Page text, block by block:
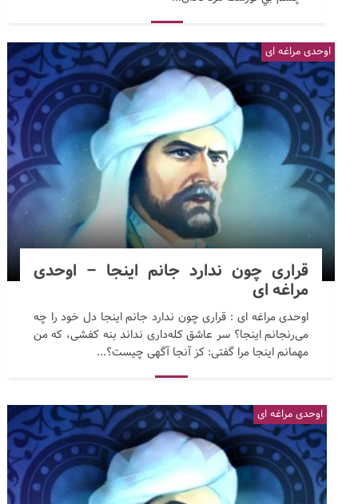
قراری چون ندارد جانم اینجا – اوحدی
مراغه ای
اوحدی مراغه ای : قراری چون ندارد جانم اینجا دل خود را چه
می‌رنجانم اینجا؟ سر عاشق کله‌داری نداند بنه کفشی، که من
مهمانم اینجا مرا گفتی: کز آنجا آگهی چیست؟...
اوحدی مراغه ای
اوحدی مراغه ای